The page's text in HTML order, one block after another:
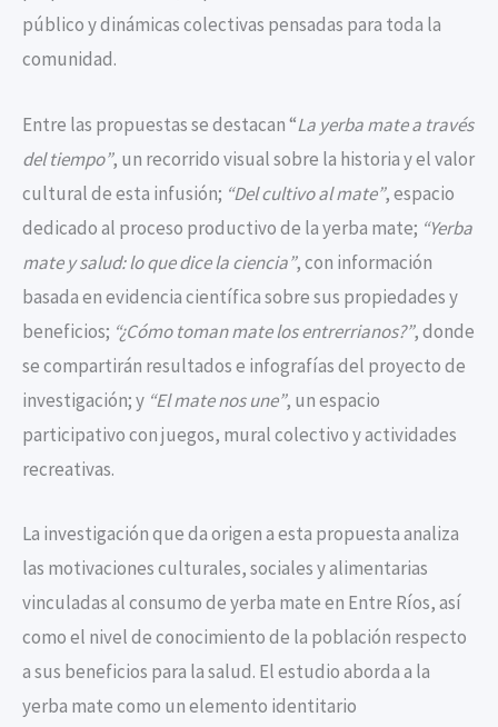
público y dinámicas colectivas pensadas para toda la
comunidad.
Entre las propuestas se destacan “La yerba mate a través
del tiempo”, un recorrido visual sobre la historia y el valor
cultural de esta infusión; “Del cultivo al mate”, espacio
dedicado al proceso productivo de la yerba mate; “Yerba
mate y salud: lo que dice la ciencia”, con información
basada en evidencia científica sobre sus propiedades y
beneficios; “¿Cómo toman mate los entrerrianos?”, donde
se compartirán resultados e infografías del proyecto de
investigación; y “El mate nos une”, un espacio
participativo con juegos, mural colectivo y actividades
recreativas.
La investigación que da origen a esta propuesta analiza
las motivaciones culturales, sociales y alimentarias
vinculadas al consumo de yerba mate en Entre Ríos, así
como el nivel de conocimiento de la población respecto
a sus beneficios para la salud. El estudio aborda a la
yerba mate como un elemento identitario